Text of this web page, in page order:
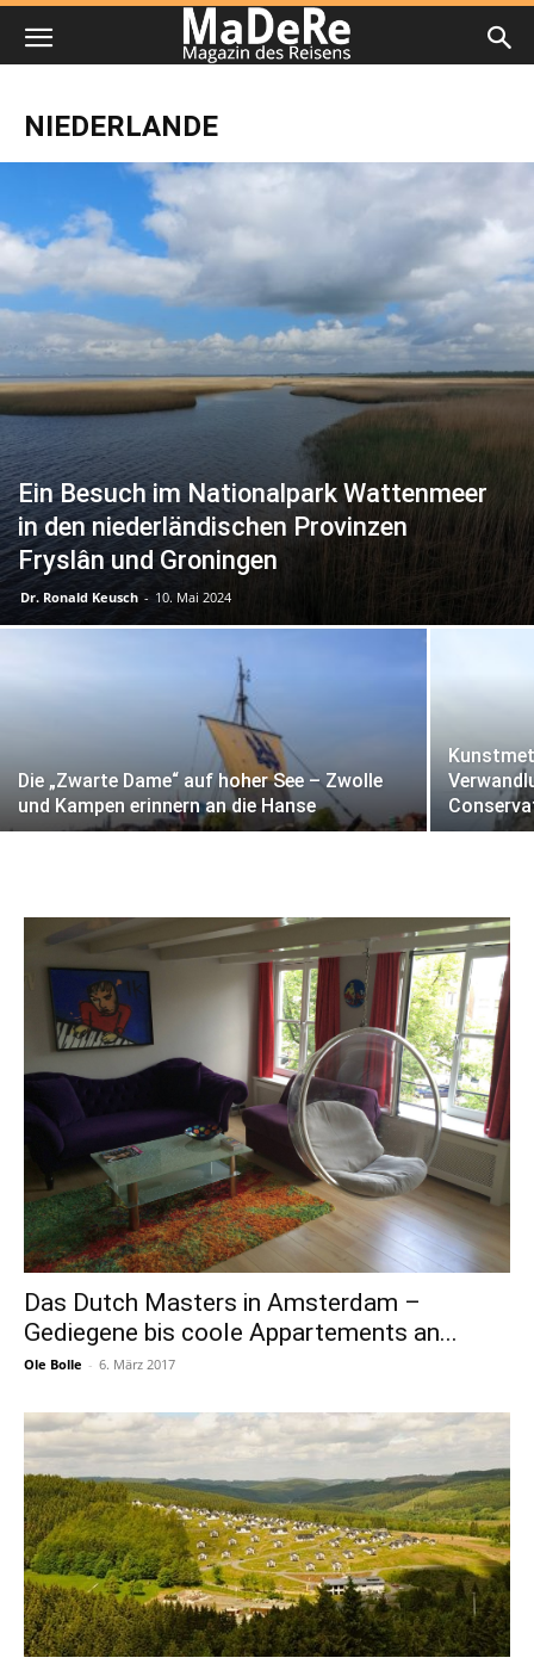
NIEDERLANDE
Ein Besuch im Nationalpark Wattenmeer
in den niederländischen Provinzen
Fryslân und Groningen
Dr. Ronald Keusch - 10. Mai 2024
Die „Zwarte Dame“ auf hoher See – Zwolle
und Kampen erinnern an die Hanse
Das Dutch Masters in Amsterdam –
Gediegene bis coole Appartements an...
Ole Bolle - 6. März 2017